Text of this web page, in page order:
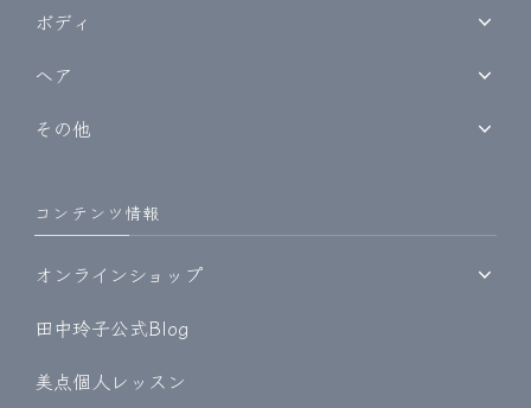
ボディ
ヘア
その他
コンテンツ情報
オンラインショップ
田中玲子公式Blog
美点個人レッスン